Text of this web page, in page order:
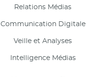
Relations Médias
Communication Digitale
Veille et Analyses
Intelligence Médias